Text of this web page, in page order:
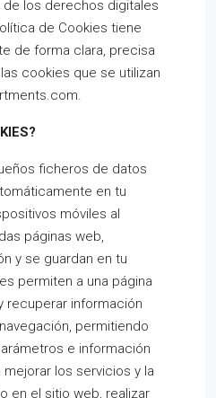
de los derechos digitales
de Cookies tiene
de forma clara, precisa
cookies que se utilizan
ficheros de datos
en tu
móviles al
páginas web,
y se guardan en tu
permiten a una página
recuperar información
permitiendo
e información
los servicios y la
en el sitio web, realizar